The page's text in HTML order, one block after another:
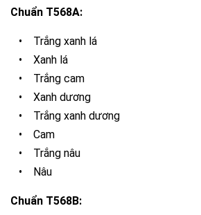
Chuẩn T568A:
• Trắng xanh lá
• Xanh lá
• Trắng cam
• Xanh dương
• Trắng xanh dương
• Cam
• Trắng nâu
• Nâu
Chuẩn T568B: